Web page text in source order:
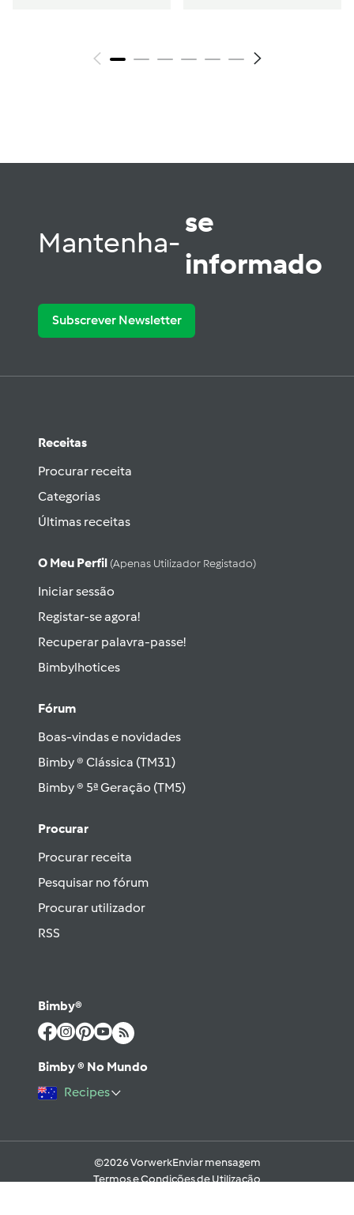
Mantenha-
se
informado
Subscrever Newsletter
Receitas
Procurar receita
Categorias
Últimas receitas
O Meu Perfil (apenas Utilizador Registado)
Iniciar sessão
Registar-se agora!
Recuperar palavra-passe!
Bimbylhotices
Fórum
Boas-vindas e novidades
Bimby ® Clássica (TM31)
Bimby ® 5ª Geração (TM5)
Procurar
Procurar receita
Pesquisar no fórum
Procurar utilizador
RSS
Bimby®
Bimby ® No Mundo
Recipes
©2026 VorwerkEnviar mensagem
Termos e Condições de Utilização